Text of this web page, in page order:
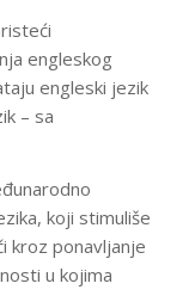
engleskog
engleski jezik
– sa
koji stimuliše
kroz ponavljanje
u kojima